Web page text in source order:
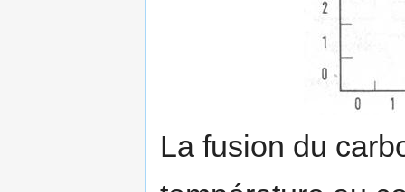
La fusion du